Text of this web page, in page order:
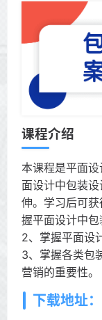
课程介绍
本课程是平面
面设计中包装
伸。学习后可
握平面设计中
2、掌握平面设
3、掌握各类包
营销的重要性。
下载地址：